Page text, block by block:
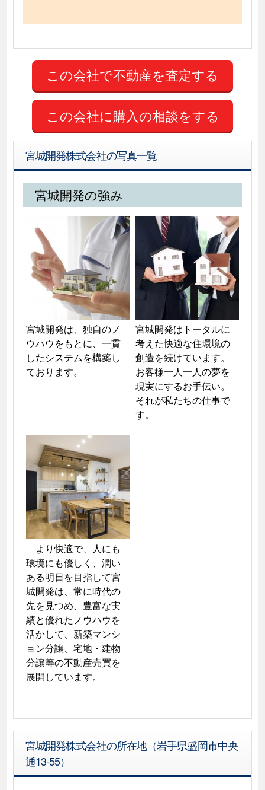
この会社に購入の相談をする
宮城開発株式会社の写真一覧
宮城開発の強み
宮城開発は、独自のノ
ウハウをもとに、一貫
したシステムを構築し
ております。
宮城開発はトータルに
考えた快適な住環境の
創造を続けています。
お客様一人一人の夢を
現実にするお手伝い。
それが私たちの仕事で
す。
より快適で、人にも
環境にも優しく、潤い
ある明日を目指して宮
城開発は、常に時代の
先を見つめ、豊富な実
績と優れたノウハウを
活かして、新築マンシ
ョン分譲、宅地・建物
分譲等の不動産売買を
展開しています。
宮城開発株式会社の所在地（岩手県盛岡市中央
通13-55）